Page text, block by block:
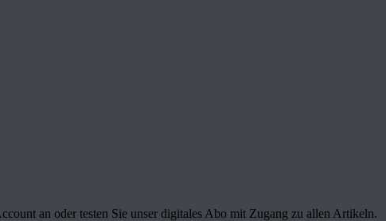
an oder testen Sie unser digitales Abo mit Zugang zu allen Artikeln.